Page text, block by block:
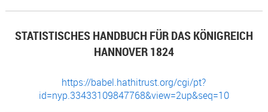
STATISTISCHES HANDBUCH FÜR DAS KÖNIGREICH
HANNOVER 1824
https://babel.hathitrust.org/cgi/pt?
id=nyp.33433109847768&view=2up&seq=10